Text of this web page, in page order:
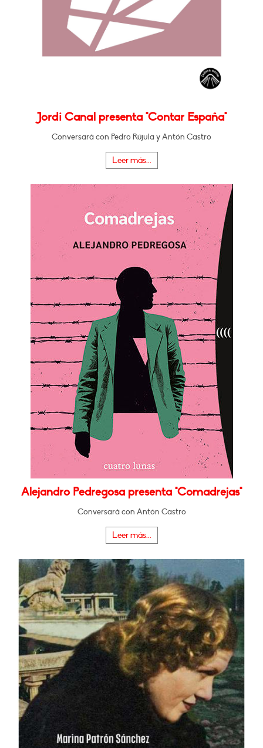
Jordi Canal presenta "Contar España"
Conversará con Pedro Rújula y Antón Castro
Leer más...
Alejandro Pedregosa presenta "Comadrejas"
Conversará con Antón Castro
Leer más...